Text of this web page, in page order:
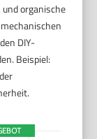
organische
DIY-
Beispiel: